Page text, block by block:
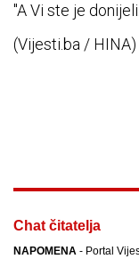
"A Vi ste je
(Vijesti.ba / HINA)
Chat čitatelja
NAPOMENA - Portal